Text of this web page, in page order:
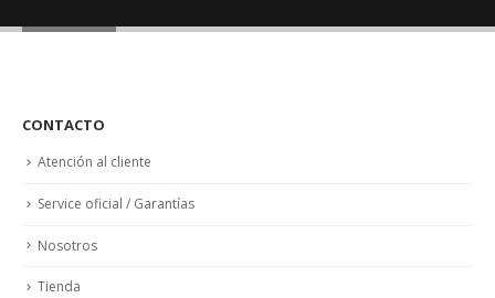
CONTACTO
Atención al cliente
Service oficial / Garantías
Nosotros
Tienda